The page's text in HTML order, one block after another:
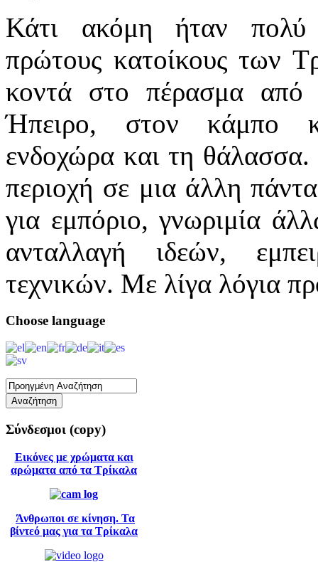
Κάτι ακόμη ήταν πολύ
πρώτους κατοίκους των
κοντά στο πέρασμα από
Ήπειρο, στον κάμπο
ενδοχώρα και τη
περιοχή σε μια άλλη
για εμπόριο, γνωριμία
ανταλλαγή ιδεών,
τεχνικών. Με λίγα λόγια
Choose language
Σύνδεσμοι (copy)
Εικόνες με χρώματα και
αρώματα από τα Τρίκαλα
Άνθρωποι σε κίνηση. Τα
βίντεό μας για τα Τρίκαλα